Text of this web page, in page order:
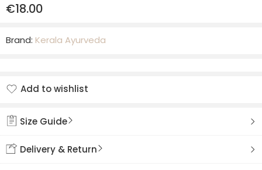
€18.00
Brand: Kerala Ayurveda
Add to wishlist
Size Guide
Delivery & Return